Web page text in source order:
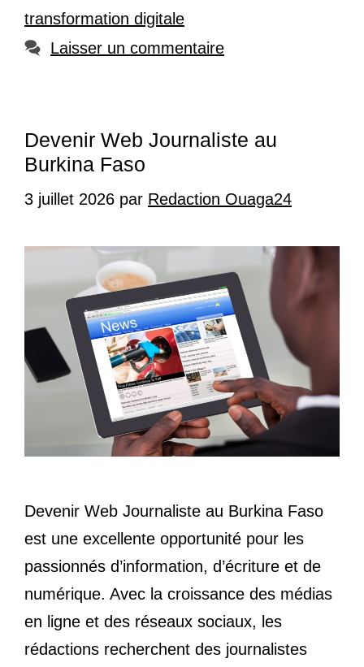
transformation digitale
Laisser un commentaire
Devenir Web Journaliste au
Burkina Faso
3 juillet 2026 par Redaction Ouaga24
Devenir Web Journaliste au Burkina Faso
est une excellente opportunité pour les
passionnés d’information, d’écriture et de
numérique. Avec la croissance des médias
en ligne et des réseaux sociaux, les
rédactions recherchent des journalistes